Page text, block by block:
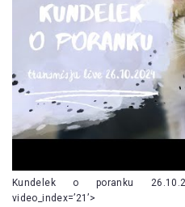
Kundelek o poranku
video_index=’21’>